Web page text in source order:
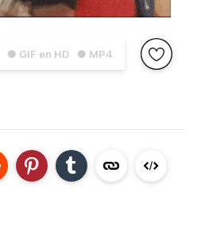
● GIF en HD ● MP4